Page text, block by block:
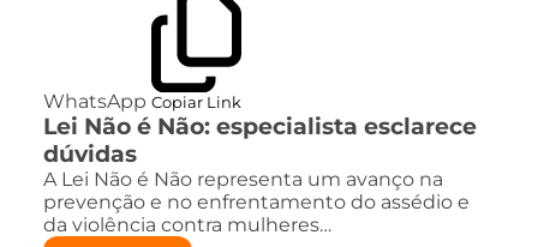
WhatsApp Copiar Link
Lei Não é Não: especialista esclarece
dúvidas
A Lei Não é Não representa um avanço na
prevenção e no enfrentamento do assédio e
da violência contra mulheres…